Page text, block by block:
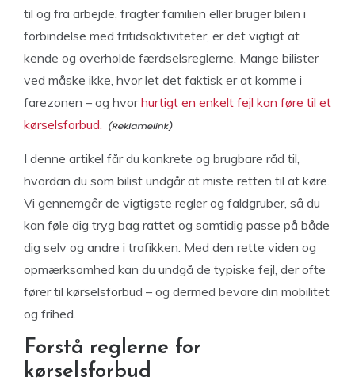
til og fra arbejde, fragter familien eller bruger bilen i
forbindelse med fritidsaktiviteter, er det vigtigt at
kende og overholde færdselsreglerne. Mange bilister
ved måske ikke, hvor let det faktisk er at komme i
farezonen – og hvorhurtigt en enkelt fejl kan føre til et
kørselsforbud.
I denne artikel får du konkrete og brugbare råd til,
hvordan du som bilist undgår at miste retten til at køre.
Vi gennemgår de vigtigste regler og faldgruber, så du
kan føle dig tryg bag rattet og samtidig passe på både
dig selv og andre i trafikken. Med den rette viden og
opmærksomhed kan du undgå de typiske fejl, der ofte
fører til kørselsforbud – og dermed bevare din mobilitet
og frihed.
Forstå reglerne for
kørselsforbud